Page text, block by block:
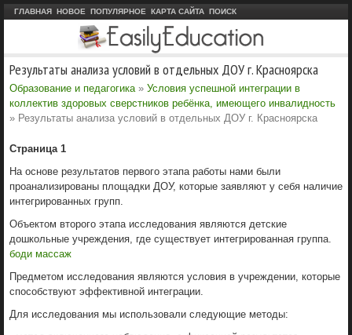
ГЛАВНАЯ НОВОЕ ПОПУЛЯРНОЕ КАРТА САЙТА ПОИСК
Результаты анализа условий в отдельных ДОУ г. Красноярска
Образование и педагогика » Условия успешной интеграции в
коллектив здоровых сверстников ребёнка, имеющего инвалидность
» Результаты анализа условий в отдельных ДОУ г. Красноярска
Страница 1
На основе результатов первого этапа работы нами были
проанализированы площадки ДОУ, которые заявляют у себя наличие
интегрированных групп.
Объектом второго этапа исследования являются детские
дошкольные учреждения, где существует интегрированная группа.
боди массаж
Предметом исследования являются условия в учреждении, которые
способствуют эффективной интеграции.
Для исследования мы использовали следующие методы: